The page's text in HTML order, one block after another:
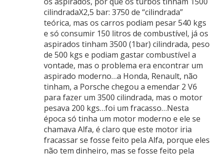
cilindradaX2,5 bar: 3750 de “cilindrada”
teórica, mas os carros podiam pesar 540 kgs
e só consumir 150 litros de combustível, já os
aspirados tinham 3500 (1bar) cilindrada, peso
de 500 kgs e podiam gastar combustível a
vontade, mas o problema era encontrar um
aspirado moderno…a Honda, Renault, não
tinham, a Porsche chegou a emendar 2 V6
para fazer um 3500 cilindrada, mas o motor
pesava 200 kgs…foi um fracasso…Nesta
época só tinha um motor moderno e ele se
chamava Alfa, é claro que este motor iria
fracassar se fosse feito pela Alfa, porque eles
não tem dinheiro, mas se fosse feito pela